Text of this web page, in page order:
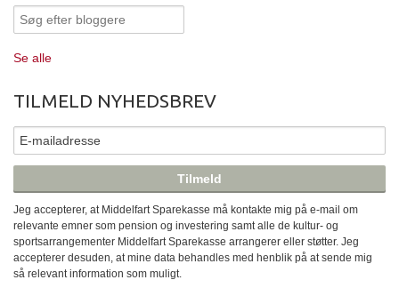
Se alle
TILMELD NYHEDSBREV
Jeg accepterer, at Middelfart Sparekasse må kontakte mig på e-mail om
relevante emner som pension og investering samt alle de kultur- og
sportsarrangementer Middelfart Sparekasse arrangerer eller støtter. Jeg
accepterer desuden, at mine data behandles med henblik på at sende mig
så relevant information som muligt.